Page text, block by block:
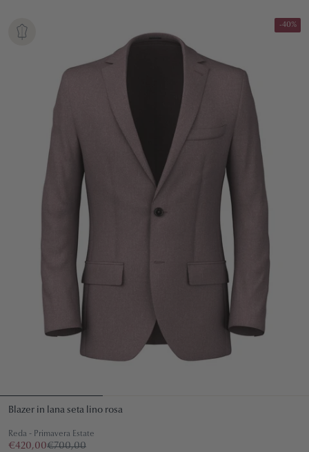
-40%
Blazer in lana seta lino rosa
Reda - Primavera Estate
€420,00€700,00